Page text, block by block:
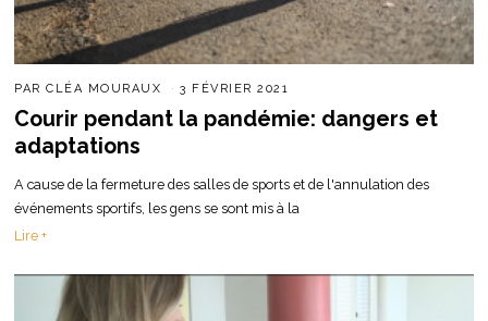
PARCLÉA MOURAUX 3 FÉVRIER 2021
Courir pendant la pandémie: dangers et
adaptations
A cause de la fermeture des salles de sports et de l'annulation des
événements sportifs, les gens se sont mis à la
Lire +